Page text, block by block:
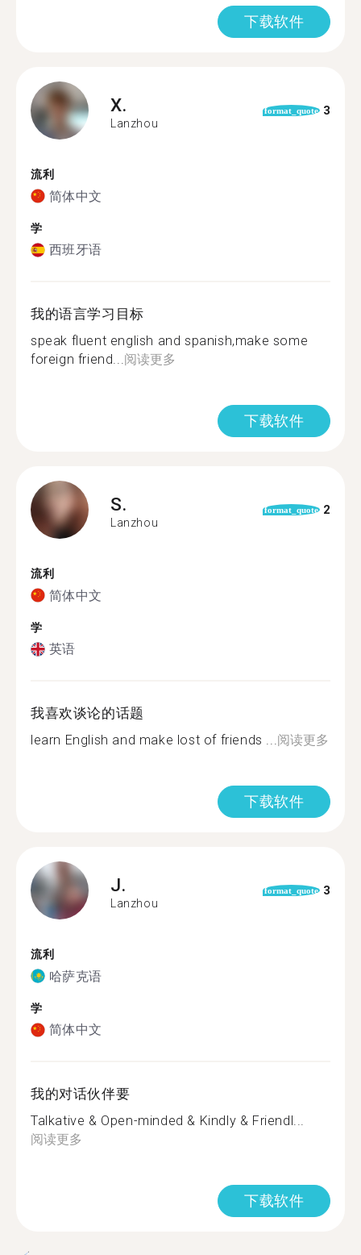
下载软件
X.
Lanzhou
format_quote 3
流利
简体中文
学
西班牙语
我的语言学习目标
speak fluent english and spanish,make some
foreign friend...阅读更多
下载软件
S.
Lanzhou
format_quote 2
流利
简体中文
学
英语
我喜欢谈论的话题
learn English and make lost of friends ...阅读更多
下载软件
J.
Lanzhou
format_quote 3
流利
哈萨克语
学
简体中文
我的对话伙伴要
Talkative & Open-minded & Kindly & Friendl...
阅读更多
下载软件